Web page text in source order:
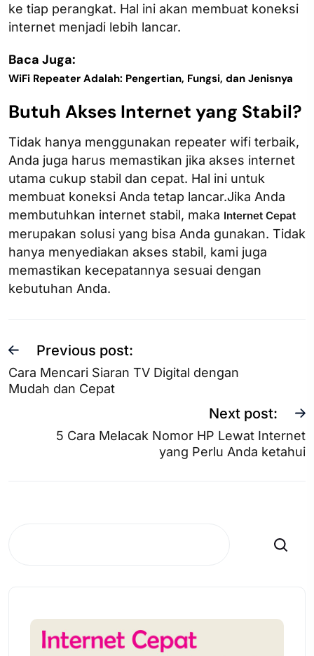
ke tiap perangkat. Hal ini akan membuat koneksi
internet menjadi lebih lancar.
Baca Juga:
WiFi Repeater Adalah: Pengertian, Fungsi, dan Jenisnya
Butuh Akses Internet yang Stabil?
Tidak hanya menggunakan repeater wifi terbaik,
Anda juga harus memastikan jika akses internet
utama cukup stabil dan cepat. Hal ini untuk
membuat koneksi Anda tetap lancar.Jika Anda
membutuhkan internet stabil, maka Internet Cepat
merupakan solusi yang bisa Anda gunakan. Tidak
hanya menyediakan akses stabil, kami juga
memastikan kecepatannya sesuai dengan
kebutuhan Anda.
Previous post:
Cara Mencari Siaran TV Digital dengan
Mudah dan Cepat
Next post:
5 Cara Melacak Nomor HP Lewat Internet
yang Perlu Anda ketahui
Search